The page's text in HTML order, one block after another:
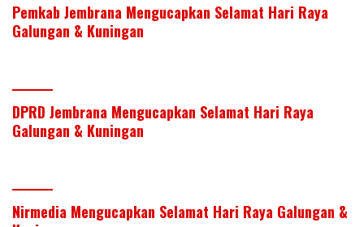
Pemkab Jembrana Mengucapkan Selamat Hari Raya
Galungan & Kuningan
DPRD Jembrana Mengucapkan Selamat Hari Raya
Galungan & Kuningan
Nirmedia Mengucapkan Selamat Hari Raya Galungan &